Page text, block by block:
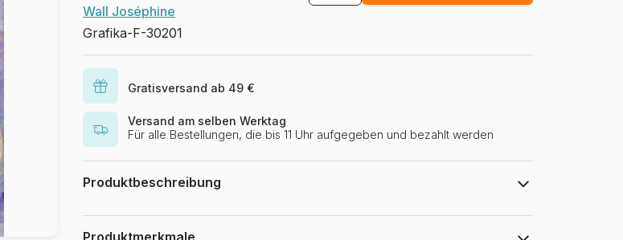
Wall Joséphine
Grafika-F-30201
Gratisversand ab 49 €
Versand am selben Werktag
Für alle Bestellungen, die bis 11 Uhr aufgegeben und bezahlt werden
Produktbeschreibung
Josephine Wall. www.josephinewall.com
Produktmerkmale